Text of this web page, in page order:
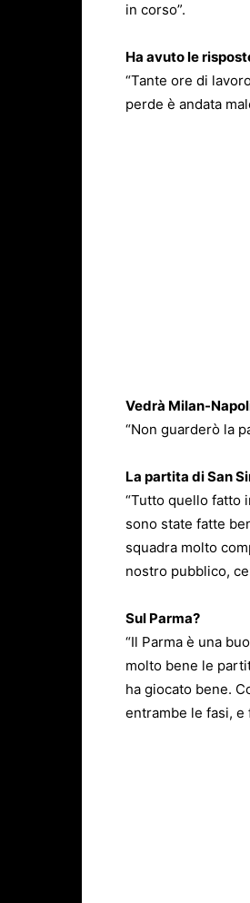
in corso”.
Ha avuto le
“Tante ore di
perde è andata
Vedrà Milan-
“Non guarderò la
La partita di San
“Tutto quello fatto
sono state fatte
squadra molto
nostro pubblico,
Sul Parma?
“Il Parma è una
molto bene le
ha giocato bene.
entrambe le fasi, e